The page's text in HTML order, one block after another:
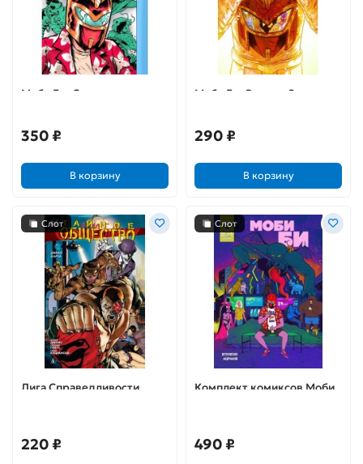
Моби Би. Спецвыпуск
350 ₽
В корзину
Моби Би. Выпуск 2
290 ₽
В корзину
Слот
Лига Справедливости.
220 ₽
Слот
Комплект комиксов Моби
490 ₽